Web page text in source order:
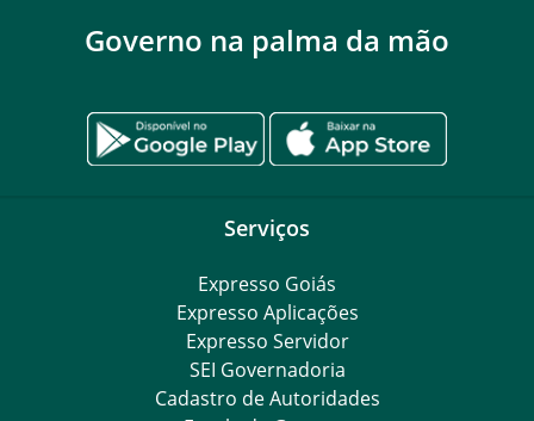
Governo na palma da mão
Serviços
Expresso Goiás
Expresso Aplicações
Expresso Servidor
SEI Governadoria
Cadastro de Autoridades